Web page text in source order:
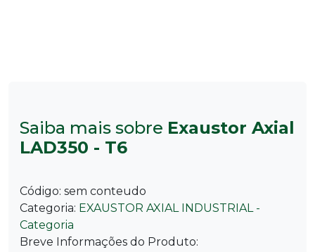
Saiba mais sobre Exaustor Axial
LAD350 - T6
Código: sem conteudo
Categoria: EXAUSTOR AXIAL INDUSTRIAL -
Categoria
Breve Informações do Produto: